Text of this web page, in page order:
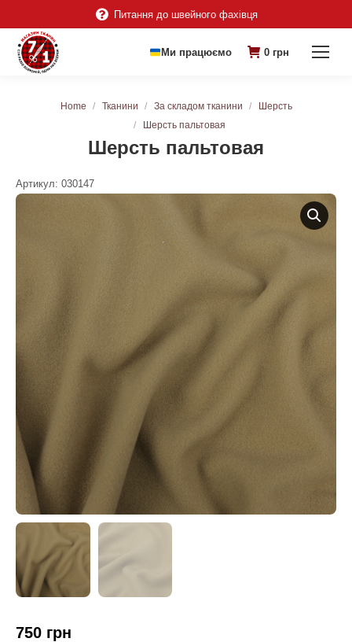
Питання до швейного фахівця
Ми працюємо 0 грн
Шерсть пальтовая
You are here:
Home Тканини За складом тканини
Шерсть
Шерсть пальтовая
Артикул: 030147
750 грн